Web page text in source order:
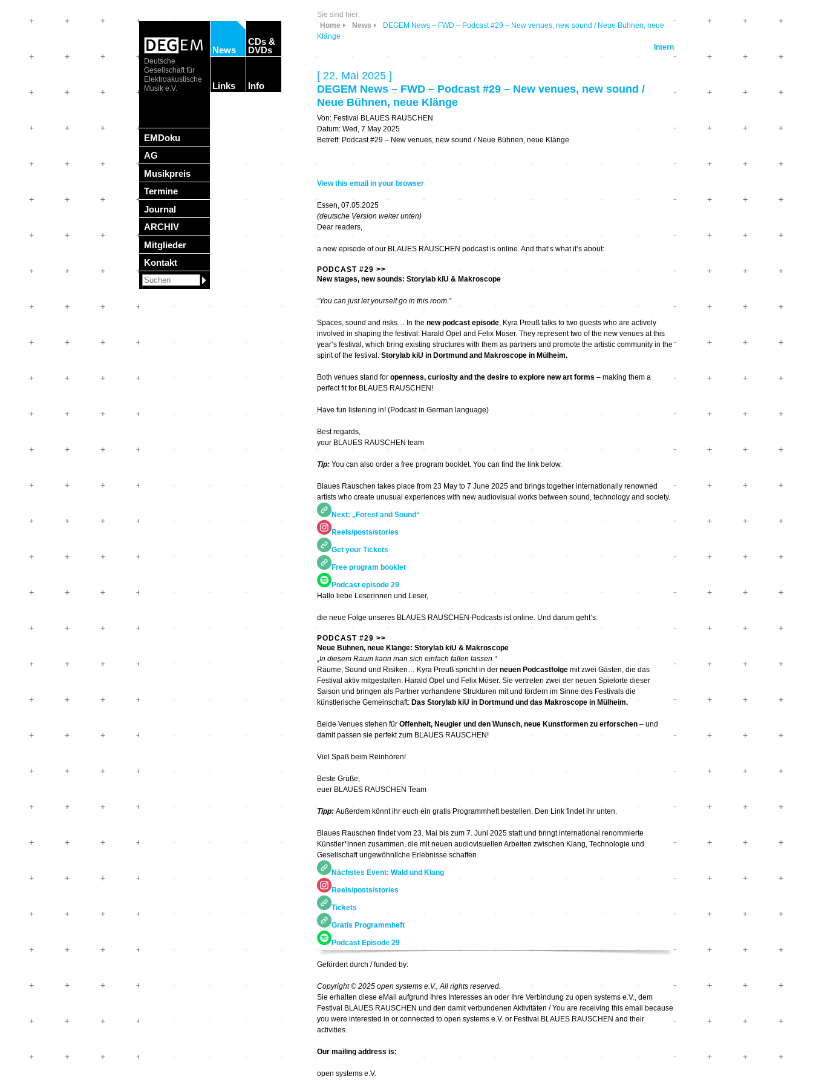
Deutsche
Gesellschaft für
Elektroakustische
Musik e.V.
EMDoku
AG
Musikpreis
Termine
Journal
ARCHIV
Mitglieder
Kontakt
News
CDs &
DVDs
Sonic Planet
Listening Machines
Kompositionen
Zukunftsmusik – im
hier und jetzt oder
20_20
Transit
drop the beat
Escape
Grenzen
Seltene Erden
wandlungen
unplump
Orpheus 400
50 Jahre Studio TU-
Berlin
90 Sekunden
Music
kontinuum…
bruchlos
Feedback CD3
Imaginäre
Landschaften
Klangkunst in
Deutschland
Ausbruch Aufbruch
LeiseLaute
Noisy Colour
Links
Hardware
Institutionen und
Plattenläden
Radio & TV
Stipendien
Wettbewerbe
Zeitschriften
Info
Sie sind hier:
Home
News
DEGEM News – FWD – Podcast #29 – New venues, new sound / Neue Bühnen, neue
Klänge
Intern
[ 22. Mai 2025 ]
DEGEM News – FWD – Podcast #29 – New venues, new sound /
Neue Bühnen, neue Klänge
Von: Festival BLAUES RAUSCHEN
Datum: Wed, 7 May 2025
Betreff: Podcast #29 – New venues, new sound / Neue Bühnen, neue Klänge
View this email in your browser
Essen, 07.05.2025
(deutsche Version weiter unten)
Dear readers,
a new episode of our BLAUES RAUSCHEN podcast is online. And that’s what it’s about:
PODCAST #29 >>
New stages, new sounds: Storylab kiU & Makroscope
“You can just let yourself go in this room.”
Spaces, sound and risks… In the new podcast episode, Kyra Preuß talks to two guests who are actively
involved in shaping the festival: Harald Opel and Felix Möser. They represent two of the new venues at this
year’s festival, which bring existing structures with them as partners and promote the artistic community in the
spirit of the festival: Storylab kiU in Dortmund and Makroscope in Mülheim.
Both venues stand for openness, curiosity and the desire to explore new art forms – making them a
perfect fit for BLAUES RAUSCHEN!
Have fun listening in! (Podcast in German language)
Best regards,
your BLAUES RAUSCHEN team
Tip:You can also order a free program booklet. You can find the link below.
Blaues Rauschen takes place from 23 May to 7 June 2025 and brings together internationally renowned
artists who create unusual experiences with new audiovisual works between sound, technology and society.
Next: „Forest and Sound“
Reels/posts/stories
Get your Tickets
Free program booklet
Podcast episode 29
Hallo liebe Leserinnen und Leser,
die neue Folge unseres BLAUES RAUSCHEN-Podcasts ist online. Und darum geht’s:
PODCAST #29 >>
Neue Bühnen, neue Klänge: Storylab kiU & Makroscope
„In diesem Raum kann man sich einfach fallen lassen.“
Räume, Sound und Risiken… Kyra Preuß spricht in der neuen Podcastfolgemit zwei Gästen, die das
Festival aktiv mitgestalten: Harald Opel und Felix Möser. Sie vertreten zwei der neuen Spielorte dieser
Saison und bringen als Partner vorhandene Strukturen mit und fördern im Sinne des Festivals die
künstlerische Gemeinschaft: Das Storylab kiU in Dortmund und das Makroscope in Mülheim.
Beide Venues stehen für Offenheit, Neugier und den Wunsch, neue Kunstformen zu erforschen– und
damit passen sie perfekt zum BLAUES RAUSCHEN!
Viel Spaß beim Reinhören!
Beste Grüße,
euer BLAUES RAUSCHEN Team
Tipp:Außerdem könnt ihr euch ein gratis Programmheft bestellen. Den Link findet ihr unten.
Blaues Rauschen findet vom 23. Mai bis zum 7. Juni 2025 statt und bringt international renommierte
Künstler*innen zusammen, die mit neuen audiovisuellen Arbeiten zwischen Klang, Technologie und
Gesellschaft ungewöhnliche Erlebnisse schaffen.
Nächstes Event: Wald und Klang
Reels/posts/stories
Tickets
Gratis Programmheft
Podcast Episode 29
Gefördert durch / funded by:
Copyright © 2025 open systems e.V., All rights reserved.
Sie erhalten diese eMail aufgrund Ihres Interesses an oder Ihre Verbindung zu open systems e.V., dem
Festival BLAUES RAUSCHEN und den damit verbundenen Aktivitäten / You are receiving this email because
you were interested in or connected to open systems e.V. or Festival BLAUES RAUSCHEN and their
activities.
Our mailing address is:
open systems e.V.